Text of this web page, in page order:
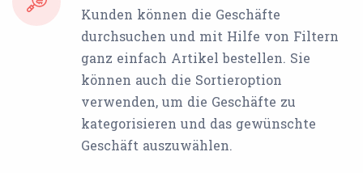
Kunden können die Geschäfte
durchsuchen und mit Hilfe von Filtern
ganz einfach Artikel bestellen. Sie
können auch die Sortieroption
verwenden, um die Geschäfte zu
kategorisieren und das gewünschte
Geschäft auszuwählen.